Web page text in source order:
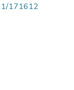
171612